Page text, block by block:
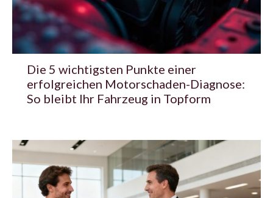
Die 5 wichtigsten Punkte einer
erfolgreichen Motorschaden-Diagnose:
So bleibt Ihr Fahrzeug in Topform